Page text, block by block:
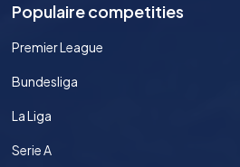
Populaire competities
Premier League
Bundesliga
La Liga
Serie A